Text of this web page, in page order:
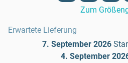
Zum
Erwartete Lieferung
7. September 2026
4. September